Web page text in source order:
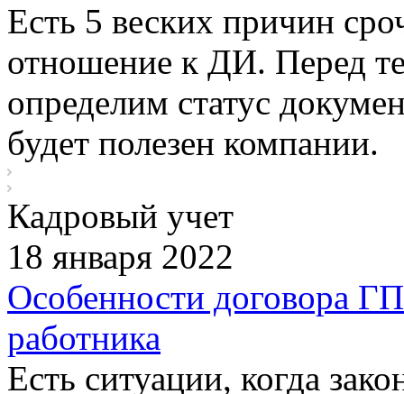
Есть 5 веских причин
отношение к ДИ. Перед
определим статус
будет полезен компании.
Кадровый учет
18 января 2022
Особенности договора
работника
Есть ситуации, когда